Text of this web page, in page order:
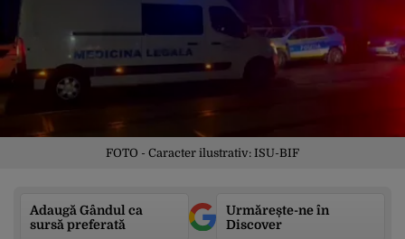
FOTO - Caracter ilustrativ: ISU-BIF
Adaugă Gândul ca
sursă preferată
Urmărește-ne în
Discover